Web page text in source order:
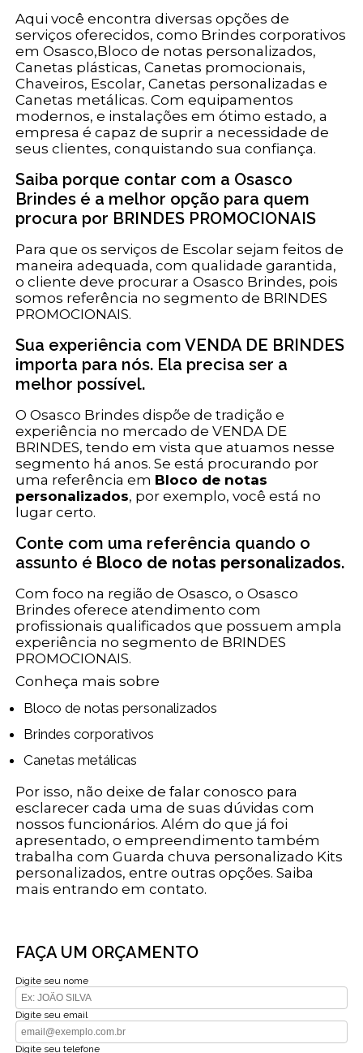
Aqui você encontra diversas opções de
serviços oferecidos, como Brindes corporativos
em Osasco,Bloco de notas personalizados,
Canetas plásticas, Canetas promocionais,
Chaveiros, Escolar, Canetas personalizadas e
Canetas metálicas. Com equipamentos
modernos, e instalações em ótimo estado, a
empresa é capaz de suprir a necessidade de
seus clientes, conquistando sua confiança.
Saiba porque contar com a Osasco
Brindes é a melhor opção para quem
procura por BRINDES PROMOCIONAIS
Para que os serviços de Escolar sejam feitos de
maneira adequada, com qualidade garantida,
o cliente deve procurar a Osasco Brindes, pois
somos referência no segmento de BRINDES
PROMOCIONAIS.
Sua experiência com VENDA DE BRINDES
importa para nós. Ela precisa ser a
melhor possível.
O Osasco Brindes dispõe de tradição e
experiência no mercado de VENDA DE
BRINDES, tendo em vista que atuamos nesse
segmento há anos. Se está procurando por
uma referência em Bloco de notas
personalizados, por exemplo, você está no
lugar certo.
Conte com uma referência quando o
assunto é Bloco de notas personalizados.
Com foco na região de Osasco, o Osasco
Brindes oferece atendimento com
profissionais qualificados que possuem ampla
experiência no segmento de BRINDES
PROMOCIONAIS.
Conheça mais sobre
Bloco de notas personalizados
Brindes corporativos
Canetas metálicas
Por isso, não deixe de falar conosco para
esclarecer cada uma de suas dúvidas com
nossos funcionários. Além do que já foi
apresentado, o empreendimento também
trabalha com Guarda chuva personalizado Kits
personalizados, entre outras opções. Saiba
mais entrando em contato.
FAÇA UM ORÇAMENTO
Digite seu nome
Digite seu email
Digite seu telefone